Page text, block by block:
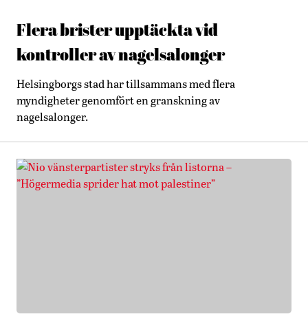
Flera brister upptäckta vid
kontroller av nagelsalonger
Helsingborgs stad har tillsammans med flera
myndigheter genomfört en granskning av
nagelsalonger.